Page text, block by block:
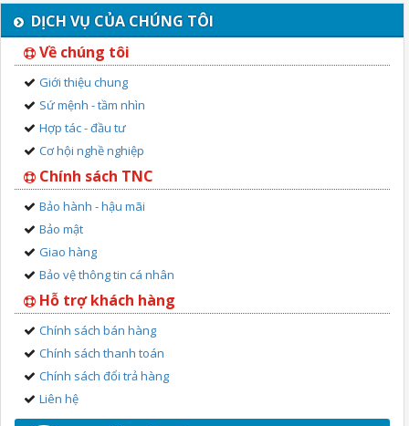
DỊCH VỤ CỦA CHÚNG TÔI
Về chúng tôi
Giới thiệu chung
Sứ mệnh - tầm nhìn
Hợp tác - đầu tư
Cơ hội nghề nghiệp
Chính sách TNC
Bảo hành - hậu mãi
Bảo mật
Giao hàng
Bảo vệ thông tin cá nhân
Hỗ trợ khách hàng
Chính sách bán hàng
Chính sách thanh toán
Chính sách đổi trả hàng
Liên hệ